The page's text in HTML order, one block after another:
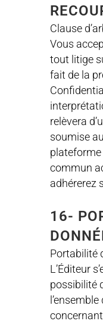
Clause
Vous
tout litige
fait de la
relèvera
soumise
plateforme
commun
adhérerez
16-
Portabilité
L’Éditeur
possibilité